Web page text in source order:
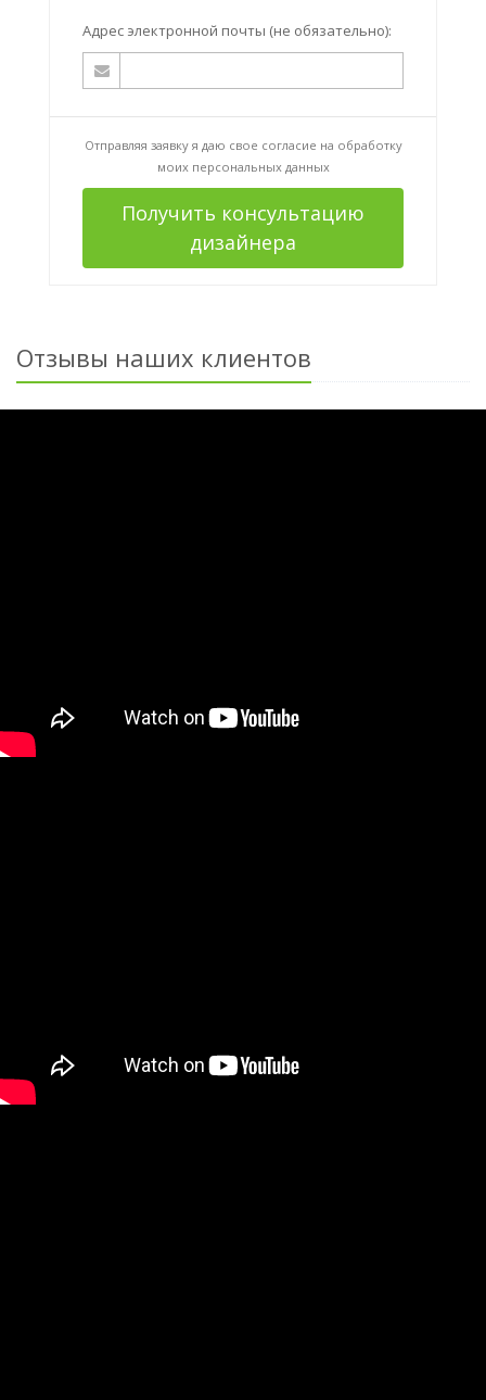
Адрес электронной почты (не обязательно):
Отправляя заявку я даю свое согласие на обработку
моих персональных данных
Получить консультацию
дизайнера
Отзывы наших клиентов